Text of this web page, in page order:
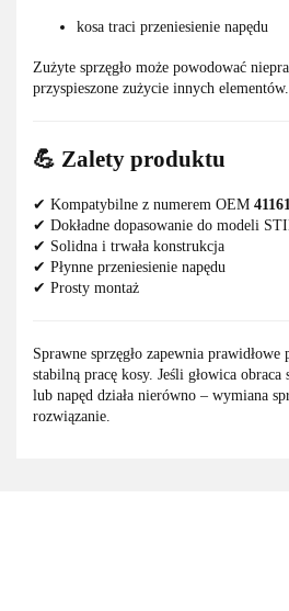
kosa traci przeniesienie napędu
Zużyte sprzęgło może powodować
przyspieszone zużycie innych elementów.
💪 Zalety produktu
✔ Kompatybilne z numerem OEM
✔ Dokładne dopasowanie do modeli
✔ Solidna i trwała konstrukcja
✔ Płynne przeniesienie napędu
✔ Prosty montaż
Sprawne sprzęgło zapewnia prawidłowe
stabilną pracę kosy. Jeśli głowica
lub napęd działa nierówno – wymiana
rozwiązanie.